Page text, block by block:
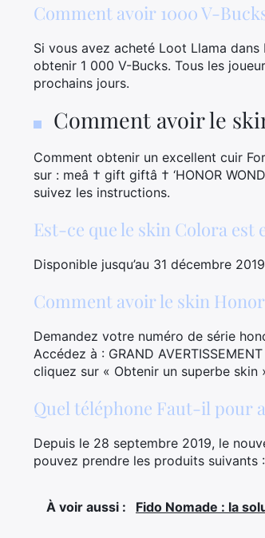
Comment avoir 1000 V-
Si vous avez acheté Loot Llama
obtenir 1 000 V-Bucks. Tous les
prochains jours.
Comment avoir le
Comment obtenir un excellent cuir
sur : meâ † gift giftâ † ‘HONOR
suivez les instructions.
Est-ce que le skin Colora est
Disponible jusqu’au 31 décembre
Comment avoir le skin Honor
Demandez votre numéro de série
Accédez à : GRAND
cliquez sur « Obtenir un superbe skin
Quel téléphone Faut-il pour
Depuis le 28 septembre 2019, le
pouvez prendre les produits suivants
À voir aussi : Fido Nomade : la